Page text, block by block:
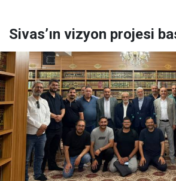
Sivas’ın vizyon projesi